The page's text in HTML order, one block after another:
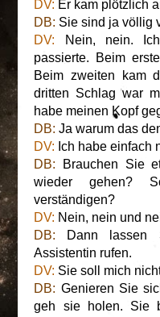
DV: Er kam plötzlich
DB: Sie sind ja völlig
DV: Nein, nein.
passierte. Beim
Beim zweiten kam
dritten Schlag war
habe meinen Kopf
DB: Ja warum das
DV: Ich habe einfach
DB: Brauchen Sie
wieder gehen?
verständigen?
DV: Nein, nein und
DB: Dann lassen
Assistentin rufen.
DV: Sie soll mich
DB: Genieren Sie
geh sie holen. Sie